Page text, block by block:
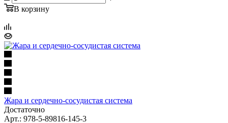
В корзину
Жара и сердечно-сосудистая система
Достаточно
Арт.: 978-5-89816-145-3